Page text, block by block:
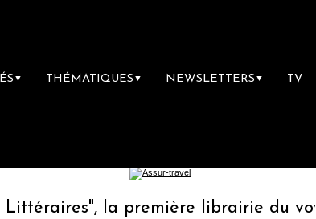
▼ THÉMATIQUES ▼ NEWSLETTERS ▼ TV
la première librairie du voyage